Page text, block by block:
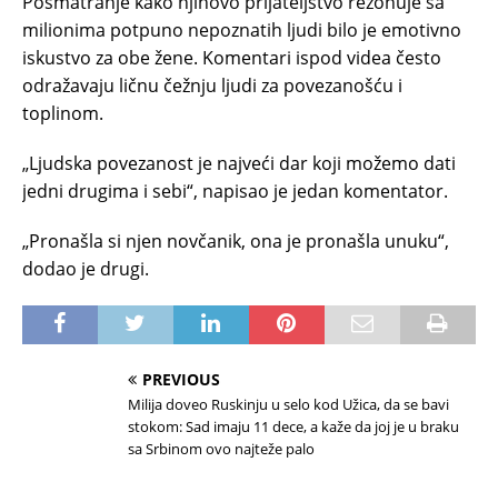
milionima potpuno nepoznatih ljudi bilo je emotivno
iskustvo za obe žene. Komentari ispod videa često
odražavaju ličnu čežnju ljudi za povezanošću i
toplinom.
„Ljudska povezanost je najveći dar koji možemo dati
jedni drugima i sebi“, napisao je jedan komentator.
„Pronašla si njen novčanik, ona je pronašla unuku“,
dodao je drugi.
PREVIOUS
Milija doveo Ruskinju u selo kod Užica, da se bavi
stokom: Sad imaju 11 dece, a kaže da joj je u braku
sa Srbinom ovo najteže palo